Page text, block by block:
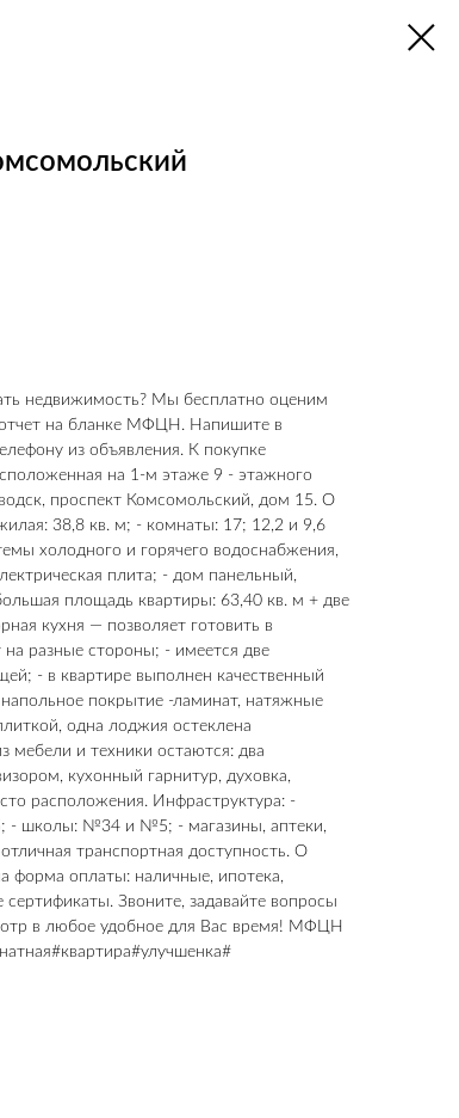
недвижимость? Мы бесплатно оценим
на бланке МФЦН. Напишите в
из объявления. К покупке
на 1-м этаже 9 - этажного
проспект Комсомольский, дом 15. О
38,8 кв. м; - комнаты: 17; 12,2 и 9,6
холодного и горячего водоснабжения,
плита; - дом панельный,
площадь квартиры: 63,40 кв. м + две
кухня — позволяет готовить в
разные стороны; - имеется две
- в квартире выполнен качественный
покрытие -ламинат, натяжные
одна лоджия остеклена
мебели и техники остаются: два
кухонный гарнитур, духовка,
расположения. Инфраструктура: -
школы: №34 и №5; - магазины, аптеки,
транспортная доступность. О
форма оплаты: наличные, ипотека,
Звоните, задавайте вопросы
в любое удобное для Вас время! МФЦН